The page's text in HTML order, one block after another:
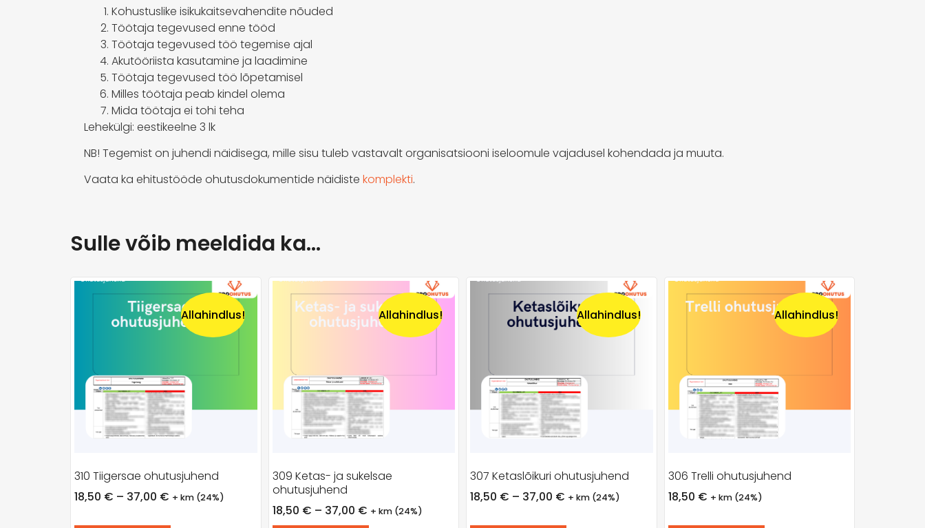
Kohustuslike isikukaitsevahendite nõuded
Töötaja tegevused enne tööd
Töötaja tegevused töö tegemise ajal
Akutööriista kasutamine ja laadimine
Töötaja tegevused töö lõpetamisel
Milles töötaja peab kindel olema
Mida töötaja ei tohi teha
Lehekülgi: eestikeelne 3 lk
NB! Tegemist on juhendi näidisega, mille sisu tuleb vastavalt organisatsiooni iseloomule vajadusel kohendada ja muuta.
Vaata ka ehitustööde ohutusdokumentide näidiste komplekti.
Sulle võib meeldida ka…
Allahindlus!
310 Tiigersae ohutusjuhend
18,50 € – 37,00 € + km (24%)
Allahindlus!
309 Ketas- ja sukelsae
ohutusjuhend
18,50 € – 37,00 € + km (24%)
Allahindlus!
307 Ketaslõikuri ohutusjuhend
18,50 € – 37,00 € + km (24%)
Allahindlus!
306 Trelli ohutusjuhend
18,50 € + km (24%)